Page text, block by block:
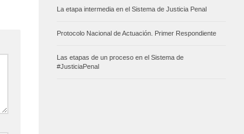
La etapa intermedia en el Sistema de Justicia Penal
Protocolo Nacional de Actuación. Primer Respondiente
Las etapas de un proceso en el Sistema de
#JusticiaPenal